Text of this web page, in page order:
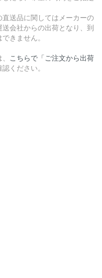
送品に関してはメーカーの
会社からの出荷となり、到
きません。
こちらで「ご注文から出荷
認ください。